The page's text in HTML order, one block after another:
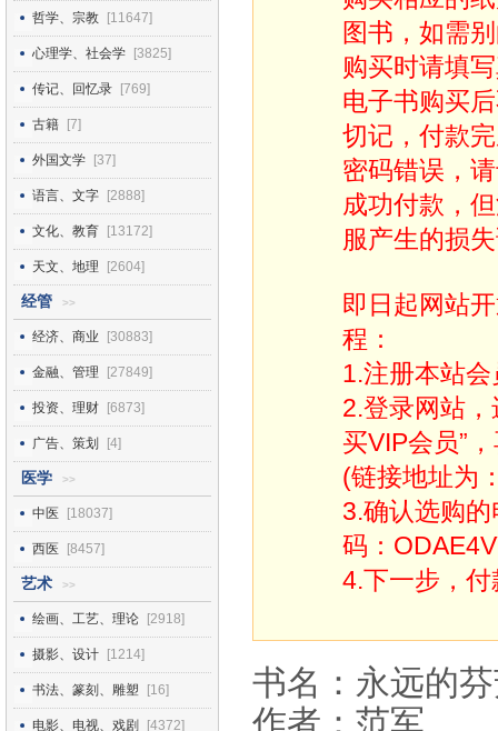
哲学、宗教 [11647]
心理学、社会学 [3825]
传记、回忆录 [769]
古籍 [7]
外国文学 [37]
语言、文字 [2888]
文化、教育 [13172]
天文、地理 [2604]
经管 >>
经济、商业 [30883]
金融、管理 [27849]
投资、理财 [6873]
广告、策划 [4]
医学 >>
中医 [18037]
西医 [8457]
艺术 >>
绘画、工艺、理论 [2918]
摄影、设计 [1214]
书法、篆刻、雕塑 [16]
电影、电视、戏剧 [4372]
图书，如需
购买时请填
电子书购买
切记，付款
密码错误，
成功付款，
服产生的损
即日起网站
程：
1.注册本站会
2.登录网站，
买VIP会员”
(链接地址为
3.确认选购
码：
4.下一步，
书名：永远的
作者：范军